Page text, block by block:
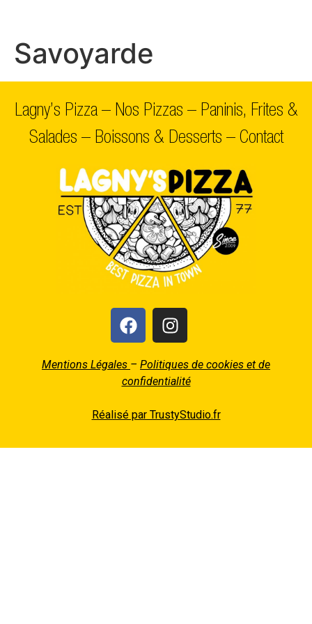
Savoyarde
Lagny’s Pizza – Nos Pizzas – Paninis, Frites &
Salades – Boissons & Desserts – Contact
Mentions Légales – Politiques de cookies et de
confidentialité
Réalisé par TrustyStudio.fr